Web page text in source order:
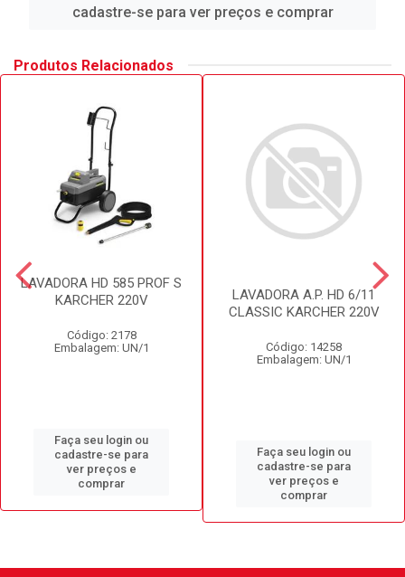
cadastre-se para ver preços e comprar
Produtos Relacionados
LAVADORA HD 585 PROF S
KARCHER 220V
Código: 2178
Embalagem: UN/1
Faça seu login ou
cadastre-se para
ver preços e
comprar
LAVADORA A.P. HD 6/11
CLASSIC KARCHER 220V
Código: 14258
Embalagem: UN/1
Faça seu login ou
cadastre-se para
ver preços e
comprar